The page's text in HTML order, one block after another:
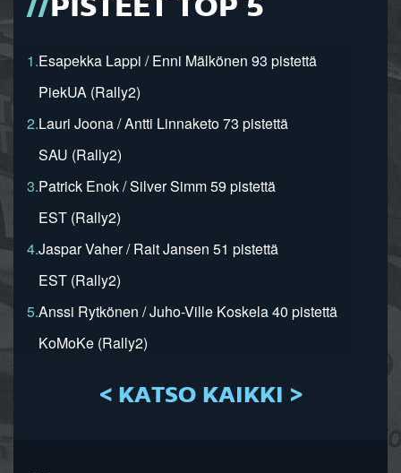
PISTEET TOP 5
1.Esapekka Lappi / Enni Mälkönen 93 pistettä
PiekUA (Rally2)
2.Lauri Joona / Antti Linnaketo 73 pistettä
SAU (Rally2)
3.Patrick Enok / Silver Simm 59 pistettä
EST (Rally2)
4.Jaspar Vaher / Rait Jansen 51 pistettä
EST (Rally2)
5.Anssi Rytkönen / Juho-Ville Koskela 40 pistettä
KoMoKe (Rally2)
< KATSO KAIKKI >